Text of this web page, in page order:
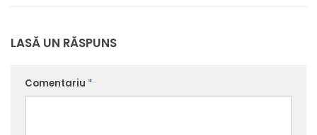
LASĂ UN RĂSPUNS
Comentariu *